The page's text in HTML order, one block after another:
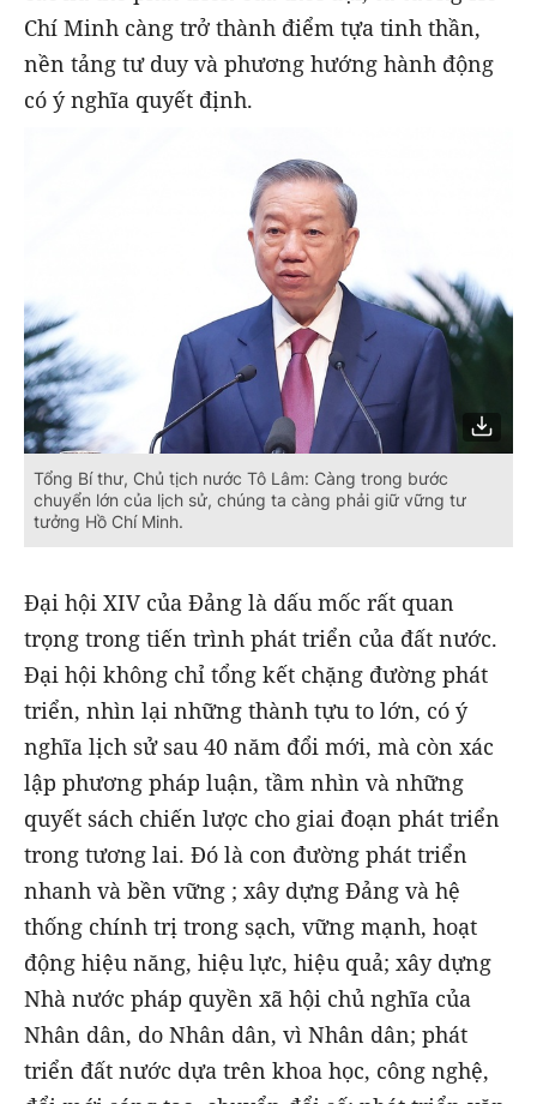
Chí Minh càng trở thành điểm tựa tinh thần,
nền tảng tư duy và phương hướng hành động
có ý nghĩa quyết định.
Tổng Bí thư, Chủ tịch nước Tô Lâm: Càng trong bước
chuyển lớn của lịch sử, chúng ta càng phải giữ vững tư
tưởng Hồ Chí Minh.
Đại hội XIV của Đảng là dấu mốc rất quan
trọng trong tiến trình phát triển của đất nước.
Đại hội không chỉ tổng kết chặng đường phát
triển, nhìn lại những thành tựu to lớn, có ý
nghĩa lịch sử sau 40 năm đổi mới, mà còn xác
lập phương pháp luận, tầm nhìn và những
quyết sách chiến lược cho giai đoạn phát triển
trong tương lai. Đó là con đường phát triển
nhanh và bền vững ; xây dựng Đảng và hệ
thống chính trị trong sạch, vững mạnh, hoạt
động hiệu năng, hiệu lực, hiệu quả; xây dựng
Nhà nước pháp quyền xã hội chủ nghĩa của
Nhân dân, do Nhân dân, vì Nhân dân; phát
triển đất nước dựa trên khoa học, công nghệ,